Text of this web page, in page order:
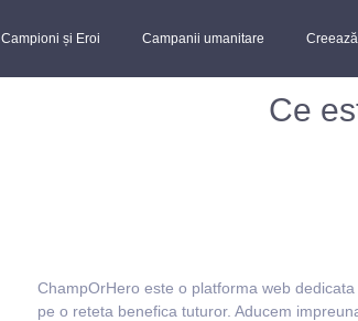
Campioni și Eroi Campanii umanitare
Ce
ChampOrHero este o platforma web
pe o reteta benefica tuturor. Aducem